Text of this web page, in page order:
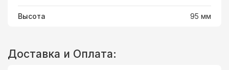
Высота 95 мм
Доставка и Оплата: